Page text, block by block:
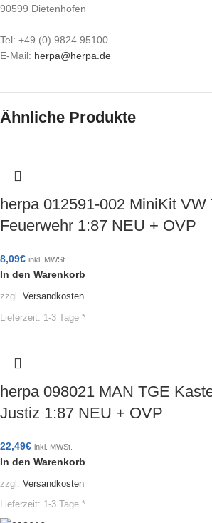
90599 Dietenhofen
Tel: +49 (0) 9824 95100
E-Mail: herpa@herpa.de
Ähnliche Produkte
herpa 012591-002 MiniKit VW
Feuerwehr 1:87 NEU + OVP
8,09€ inkl. MWSt.
In den Warenkorb
zzgl. Versandkosten
Lieferzeit: 1-3 Tage *
herpa 098021 MAN TGE
Justiz 1:87 NEU + OVP
22,49€ inkl. MWSt.
In den Warenkorb
zzgl. Versandkosten
Lieferzeit: 1-3 Tage *